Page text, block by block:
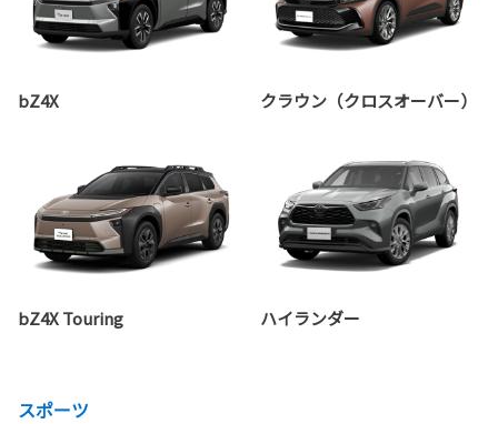
bZ4X クラウン（クロスオーバー）
bZ4X Touring ハイランダー
スポーツ